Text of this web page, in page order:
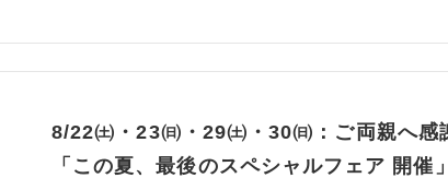
8/22㈯・23㈰・29㈯・30㈰：ご両親へ感
「この夏、最後のスペシャルフェア 開催」